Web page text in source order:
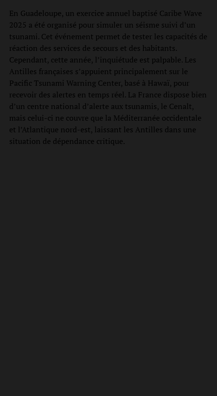
En Guadeloupe, un exercice annuel baptisé Caribe Wave
2025 a été organisé pour simuler un séisme suivi d’un
tsunami. Cet événement permet de tester les capacités de
réaction des services de secours et des habitants.
Cependant, cette année, l’inquiétude est palpable. Les
Antilles françaises s’appuient principalement sur le
Pacific Tsunami Warning Center, basé à Hawaï, pour
recevoir des alertes en temps réel. La France dispose bien
d’un centre national d’alerte aux tsunamis, le Cenalt,
mais celui-ci ne couvre que la Méditerranée occidentale
et l’Atlantique nord-est, laissant les Antilles dans une
situation de dépendance critique.